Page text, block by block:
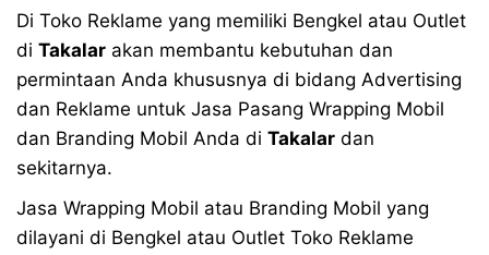
Di Toko Reklame yang memiliki Bengkel atau Outlet
di Takalar akan membantu kebutuhan dan
permintaan Anda khususnya di bidang Advertising
dan Reklame untuk Jasa Pasang Wrapping Mobil
dan Branding Mobil Anda di Takalar dan
sekitarnya.
Jasa Wrapping Mobil atau Branding Mobil yang
dilayani di Bengkel atau Outlet Toko Reklame